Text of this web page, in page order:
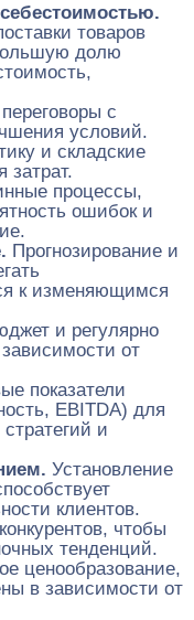
товаров
долю
с
условий.
и складские
затрат.
процессы,
ошибок и
Прогнозирование и
к изменяющимся
и регулярно
от
показатели
EBITDA) для
и
Установление
клиентов.
чтобы
тенденций.
ценообразование,
в зависимости от